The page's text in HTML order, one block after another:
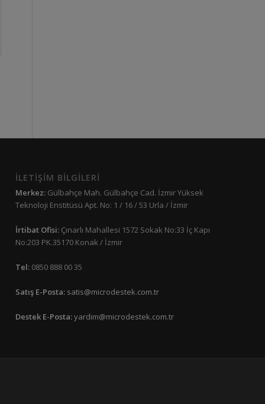
İLETİŞİM BİLGİLERİ
Merkez: Gülbahçe Mah. Gülbahçe Cad. İzmir Yüksek
Teknoloji Enstitüsü Apt. No: 1 / 16 / 53 Urla / İzmir
İrtibat Ofisi: Çınarlı Mahallesi 1572 Sokak No:33 İç Kapı
No:203 PK.35170 Konak / İzmir
Tel: 0850 888 00 35
Satış E-Posta: satis@microdestek.com.tr
Destek E-Posta:yardim@microdestek.com.tr